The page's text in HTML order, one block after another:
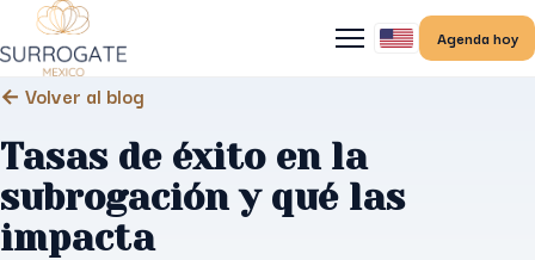
Agenda hoy
← Volver al blog
Tasas de éxito en la
subrogación y qué las
impacta